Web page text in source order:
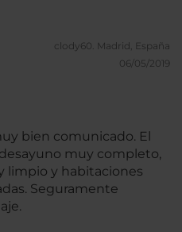
clody60. Madrid, España
06/05/2019
bien comunicado. El
muy completo,
limpio y habitaciones
Seguramente